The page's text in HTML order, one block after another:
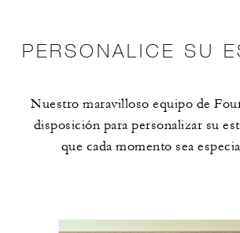
PERSONALICE SU
Nuestro maravilloso equipo de
disposición para personalizar su
que cada momento sea